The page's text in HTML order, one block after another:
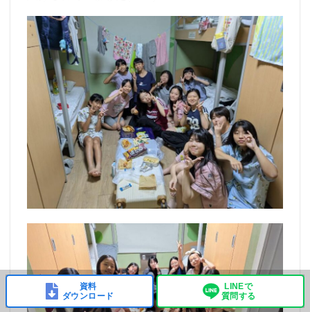
資料
ダウンロード
LINEで
質問する